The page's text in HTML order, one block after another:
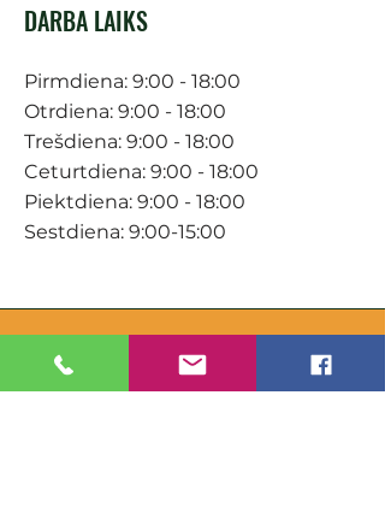
DARBA LAIKS
Pirmdiena: 9:00 - 18:00
Otrdiena: 9:00 - 18:00
Trešdiena: 9:00 - 18:00
Ceturtdiena: 9:00 - 18:00
Piektdiena: 9:00 - 18:00
Sestdiena: 9:00-15:00
KONTAKTI